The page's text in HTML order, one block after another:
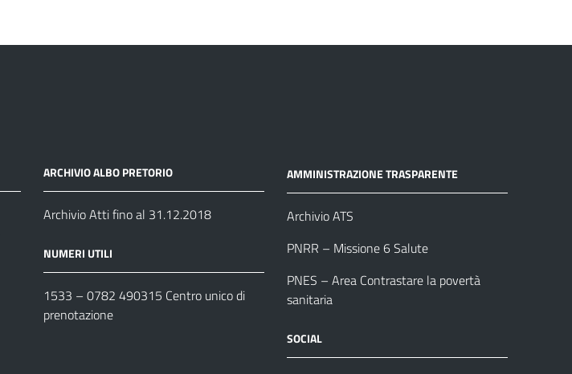
ARCHIVIO ALBO PRETORIO
Archivio Atti fino al 31.12.2018
NUMERI UTILI
1533 – 0782 490315 Centro unico di
prenotazione
AMMINISTRAZIONE TRASPARENTE
Archivio ATS
PNRR – Missione 6 Salute
PNES – Area Contrastare la povertà
sanitaria
SOCIAL